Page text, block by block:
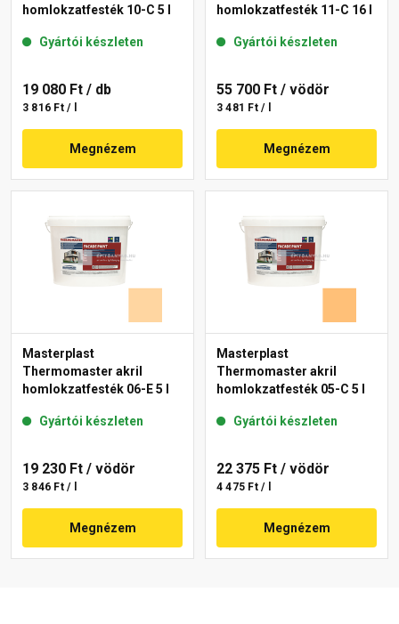
homlokzatfesték 10-C 5 l
Gyártói készleten
19 080 Ft / db
3 816 Ft / l
Megnézem
homlokzatfesték 11-C 16 l
Gyártói készleten
55 700 Ft / vödör
3 481 Ft / l
Megnézem
Masterplast
Thermomaster akril
homlokzatfesték 06-E 5 l
Gyártói készleten
19 230 Ft / vödör
3 846 Ft / l
Megnézem
Masterplast
Thermomaster akril
homlokzatfesték 05-C 5 l
Gyártói készleten
22 375 Ft / vödör
4 475 Ft / l
Megnézem